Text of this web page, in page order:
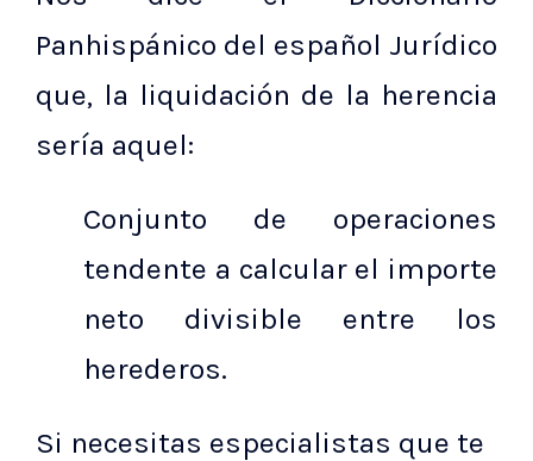
Panhispánico del español Jurídico
que, la liquidación de la herencia
sería aquel:
Conjunto de operaciones
tendente a calcular el importe
neto divisible entre los
herederos.
Si necesitas especialistas que te